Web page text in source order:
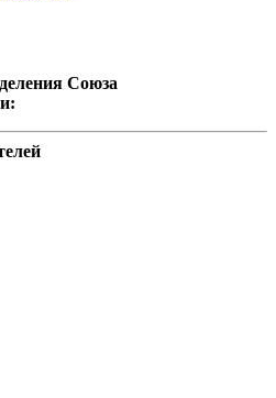
Союза